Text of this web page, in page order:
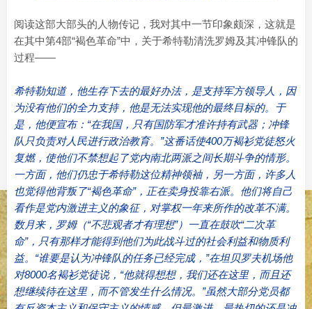
阅读这部大部头的人物传记，我对其中一节印象颇深，这就是
在其中第4部“褐色革命”中，关于希特勒清洗罗姆及其冲锋队的
过程——
希特勒知道，他生存下去的最好办法，是支持军方领导人，因
为没有他们的全力支持，他是无法实现他的最终目标的。于
是，他便宣布：“在我国，只有国防军才准许持有武器；冲锋
队只负责对人民进行政治教育。”这番话使400万褐衫党徒怒火
复燃，使他们不禁想起了党内南北两派之间长期斗争的情形。
一方面，他们仍忠于希特勒这位精神领袖，另一方面，许多人
也觉得他背叛了“褐色革命”，正在卖身投靠右派。他们将自己
看作是党内激进主义的象征，对掌权一年来所作的改革不满。
数月来，罗姆（“不悲观者才有理想”）一直在鼓吹“二次革
命”，只有那样才能得到他们为此战斗过的社会利益和物质利
益。“谁要是认为冲锋队的任务已经完成，”在坦贝罗夫机场他
对8000名褐衫党徒说，“他就得想想，我们还在这里，而且还
想继续待在这里，而不管发生什么情况。”虽然大部分党员都